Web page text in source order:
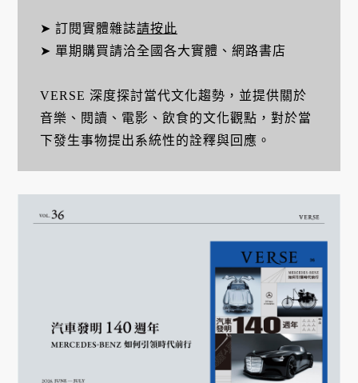
➤ 訂閱實體雜誌請按此
➤ 單期購買請洽全國各大實體、網路書店
VERSE 深度探討當代文化趨勢，並提供關於
音樂、閱讀、電影、飲食的文化觀點，對於當
下發生事物提出系統性的詮釋與回應。